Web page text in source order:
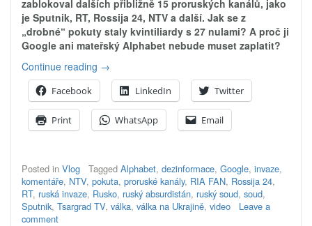
zablokoval dalších přibližně 15 proruských kanálů, jako
je Sputnik, RT, Rossija 24, NTV a další. Jak se z
„drobné“ pokuty staly kvintiliardy s 27 nulami? A proč ji
Google ani mateřský Alphabet nebude muset zaplatit?
Continue reading „Google
s
pokutou
2,1
kvintiliardy
USD
Ruský
absurdistán“
→
Facebook LinkedIn Twitter
Print WhatsApp Email
Posted in Vlog Tagged Alphabet, dezinformace, Google, invaze,
komentáře, NTV, pokuta, proruské kanály, RIA FAN, Rossija 24,
RT, ruská invaze, Rusko, ruský absurdistán, ruský soud, soud,
Sputnik, Tsargrad TV, válka, válka na Ukrajině, video
Leave a
comment